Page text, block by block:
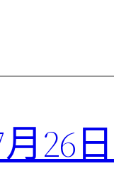
月26